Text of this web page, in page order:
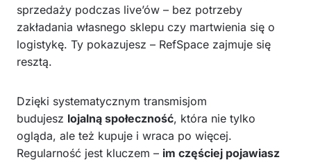
sprzedaży podczas live’ów – bez potrzeby
zakładania własnego sklepu czy martwienia się o
logistykę. Ty pokazujesz – RefSpace zajmuje się
resztą.
Dzięki systematycznym transmisjom
budujesz lojalną społeczność, która nie tylko
ogląda, ale też kupuje i wraca po więcej.
Regularność jest kluczem – im częściej pojawiasz